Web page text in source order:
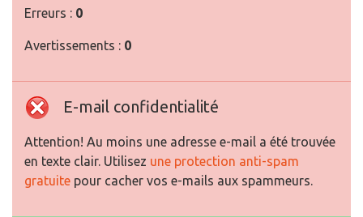
Erreurs : 0
Avertissements : 0
E-mail confidentialité
Attention! Au moins une adresse e-mail a été trouvée
en texte clair. Utilisez une protection anti-spam
gratuite pour cacher vos e-mails aux spammeurs.